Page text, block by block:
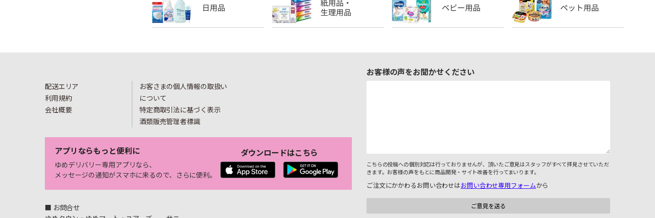
配送エリア
利用規約
会社概要
お客さまの個人情報の取扱い
について
特定商取引法に基づく表示
酒類販売管理者標識
アプリならもっと便利に
ゆめデリバリー専用アプリなら、
メッセージの通知がスマホに来るので、さらに便利。
ダウンロードはこちら
■ お問合せ
お客様の声をお聞かせください
こちらの投稿への個別対応は行っておりませんが、頂いたご意見はスタッフがすべて拝見させていただ
きます。お客様の声をもとに商品開発・サイト改善を行ってまいります。
ご注文にかかわるお問い合わせはお問い合わせ専用フォームから